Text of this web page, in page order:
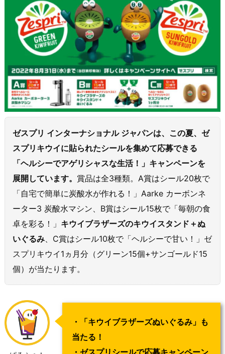
ゼスプリ インターナショナル ジャパンは、この夏、ゼ
スプリキウイに貼られたシールを集めて応募できる
「ヘルシーでアゲリシャスな生活！」キャンペーンを
展開しています。 賞品は全3種類。A賞はシール20枚で
「自宅で簡単に炭酸水が作れる！」Aarke カーボンネ
ーター3 炭酸水マシン、B賞はシール15枚で「毎朝の食
卓を彩る！」 キウイブラザーズのキウイスタンド＋ぬ
いぐるみ、C賞はシール10枚で「ヘルシーで甘い！」ゼ
スプリキウイ1ヵ月分（グリーン15個+サンゴールド15
個）が当たります。
・「キウイブラザーズぬいぐるみ」も
当たる！